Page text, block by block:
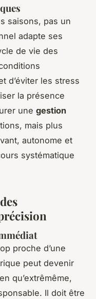
saisons, pas un
adapte ses
de vie des
d’éviter les stress
la présence
une gestion
mais plus
autonome et
systématique
proche d’une
peut devenir
qu’extrêmême,
Il doit être